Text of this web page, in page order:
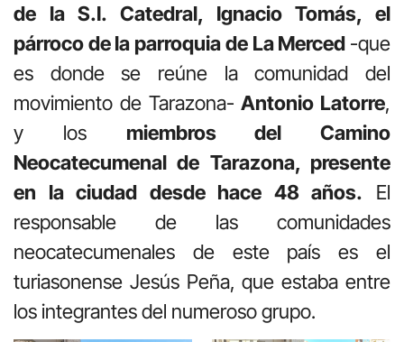
de la S.I. Catedral, Ignacio Tomás, el
párroco de la parroquia de La Merced -que
es donde se reúne la comunidad del
movimiento de Tarazona-Antonio Latorre,
y los miembros del Camino
Neocatecumenal de Tarazona, presente
en la ciudad desde hace 48 años. El
responsable de las comunidades
neocatecumenales de este país es el
turiasonense Jesús Peña, que estaba entre
los integrantes del numeroso grupo.